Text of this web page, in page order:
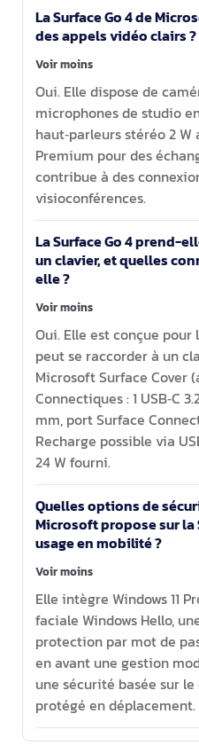
La Surface Go 4 de
des appels vidéo clairs ?
Voir moins
Oui. Elle dispose de
microphones de studio
haut‑parleurs stéréo 2 W
Premium pour des
contribue à des
visioconférences.
La Surface Go 4 prend-
un clavier, et quelles
elle ?
Voir moins
Oui. Elle est conçue
peut se raccorder à un
Microsoft Surface Cover
Connectiques : 1 USB‑C
mm, port Surface
Recharge possible via
24 W fourni.
Quelles options de
Microsoft propose sur la
usage en mobilité ?
Voir moins
Elle intègre Windows 11
faciale Windows Hello,
protection par mot de
en avant une gestion
une sécurité basée sur
protégé en déplacement.